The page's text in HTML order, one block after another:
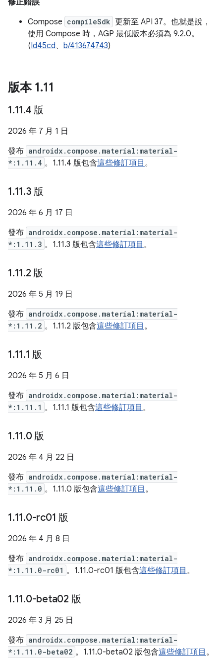
修正錯誤
Compose compileSdk 更新至 API 37。也就是說，
使用 Compose 時，AGP 最低版本必須為 9.2.0。
(Id45cd、 b/413674743)
版本 1.11
1.11.4 版
2026 年 7 月 1 日
發布 androidx.compose.material:material-
*:1.11.4 。1.11.4 版包含這些修訂項目 。
1.11.3 版
2026 年 6 月 17 日
發布 androidx.compose.material:material-
*:1.11.3 。1.11.3 版包含這些修訂項目 。
1.11.2 版
2026 年 5 月 19 日
發布 androidx.compose.material:material-
*:1.11.2 。1.11.2 版包含這些修訂項目 。
1.11.1 版
2026 年 5 月 6 日
發布 androidx.compose.material:material-
*:1.11.1 。1.11.1 版包含這些修訂項目 。
1.11.0 版
2026 年 4 月 22 日
發布 androidx.compose.material:material-
*:1.11.0 。1.11.0 版包含這些修訂項目 。
1.11.0-rc01 版
2026 年 4 月 8 日
發布 androidx.compose.material:material-
*:1.11.0-rc01 。1.11.0-rc01 版包含這些修訂項目 。
1.11.0-beta02 版
2026 年 3 月 25 日
發布 androidx.compose.material:material-
*:1.11.0-beta02 。1.11.0-beta02 版包含這些修訂項目 。